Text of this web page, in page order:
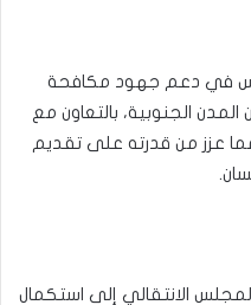
في دعم جهود مكافحة
الجنوبية، بالتعاون مع
مما عزز من قدرته على تقديم
الانتقالي إلى استكمال